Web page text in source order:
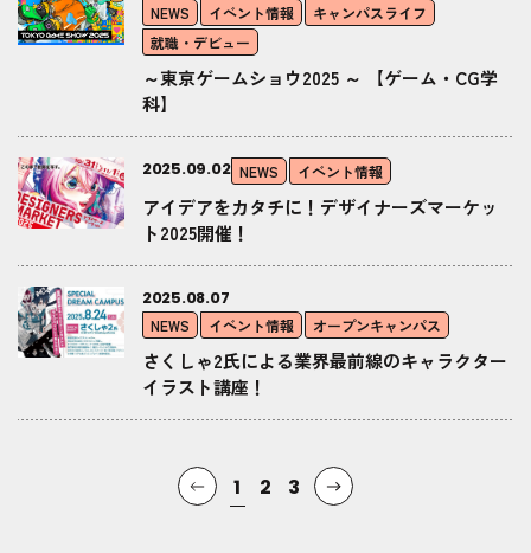
NEWS イベント情報
キャンパスライフ
就職・デビュー
～東京ゲームショウ2025 ～ 【ゲーム・CG学
科】
2025.09.02 NEWS イベント情報
アイデアをカタチに！デザイナーズマーケッ
ト2025開催！
2025.08.07
NEWS イベント情報 オープンキャンパス
さくしゃ2氏による業界最前線のキャラクター
イラスト講座！
1 2 3